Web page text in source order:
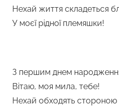
Нехай життя складеться
У моєї рідної племяшки!
З першим днем
Вітаю, моя мила, тебе!
Нехай обходять